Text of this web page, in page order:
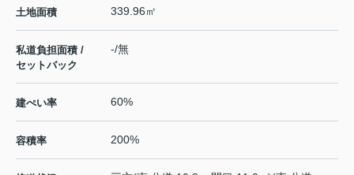
土地面積 339.96㎡
私道負担面積 /
セットバック
-/無
建ぺい率 60%
容積率 200%